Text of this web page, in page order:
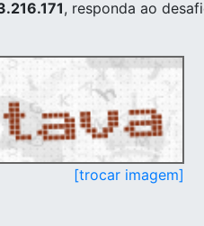
, responda ao
[trocar imagem]